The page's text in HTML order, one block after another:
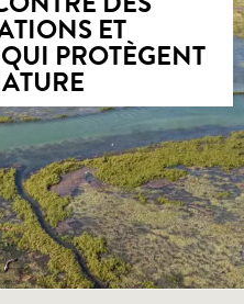
ET
PROTÈGENT